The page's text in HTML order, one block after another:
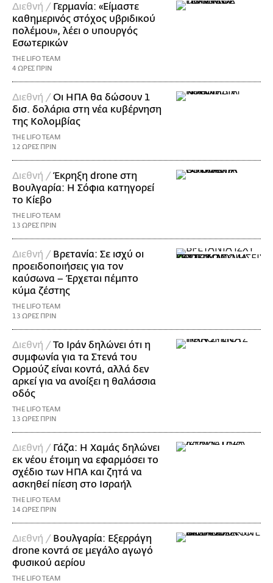
Διεθνή / Γερμανία: «Είμαστε
καθημερινός στόχος υβριδικού
πολέμου», λέει ο υπουργός
Εσωτερικών
THE LIFO TEAM
4 ΩΡΕΣ ΠΡΙΝ
Διεθνή /Οι ΗΠΑ θα δώσουν 1
δισ. δολάρια στη νέα κυβέρνηση
της Κολομβίας
THE LIFO TEAM
12 ΩΡΕΣ ΠΡΙΝ
Διεθνή /Έκρηξη drone στη
Βουλγαρία: Η Σόφια κατηγορεί
το Κίεβο
THE LIFO TEAM
13 ΩΡΕΣ ΠΡΙΝ
Διεθνή / Βρετανία: Σε ισχύ οι
προειδοποιήσεις για τον
καύσωνα – Έρχεται πέμπτο
κύμα ζέστης
THE LIFO TEAM
13 ΩΡΕΣ ΠΡΙΝ
Διεθνή /Το Ιράν δηλώνει ότι η
συμφωνία για τα Στενά του
Ορμούζ είναι κοντά, αλλά δεν
αρκεί για να ανοίξει η θαλάσσια
οδός
THE LIFO TEAM
13 ΩΡΕΣ ΠΡΙΝ
Διεθνή / Γάζα: Η Χαμάς δηλώνει
εκ νέου έτοιμη να εφαρμόσει το
σχέδιο των ΗΠΑ και ζητά να
ασκηθεί πίεση στο Ισραήλ
THE LIFO TEAM
14 ΩΡΕΣ ΠΡΙΝ
Διεθνή / Βουλγαρία: Εξερράγη
drone κοντά σε μεγάλο αγωγό
φυσικού αερίου
THE LIFO TEAM